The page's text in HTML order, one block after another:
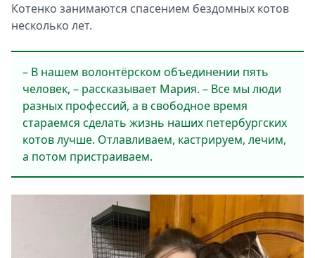
Котенко занимаются спасением бездомных котов
несколько лет.
– В нашем волонтёрском объединении пять
человек, – рассказывает Мария. – Все мы люди
разных профессий, а в свободное время
стараемся сделать жизнь наших петербургских
котов лучше. Отлавливаем, кастрируем, лечим,
а потом пристраиваем.